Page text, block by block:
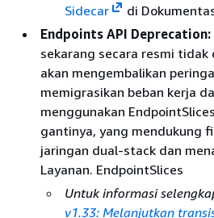
Sidecar
di
Endpoints API Deprecation:
sekarang secara resmi tidak
akan mengembalikan
memigrasikan beban kerja
menggunakan
gantinya, yang mendukung
jaringan dual-stack dan
Layanan. EndpointSlices
Untuk informasi
v1.33: Melanjutkan